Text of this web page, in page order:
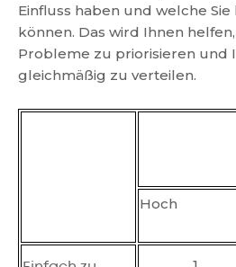
Einfluss haben und welche
können. Das wird Ihnen
Probleme zu priorisieren und
gleichmäßig zu verteilen.
Hoch